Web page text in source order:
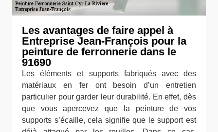
Les avantages de faire appel à
Entreprise Jean-François pour la
peinture de ferronnerie dans le
91690
Les éléments et supports fabriqués avec des
matériaux en fer ont besoin d’un entretien
particulier pour garder leur durabilité. En effet, dès
que vous apercevez que la peinture de vos
supports s’écaille, cela signifie que le support est